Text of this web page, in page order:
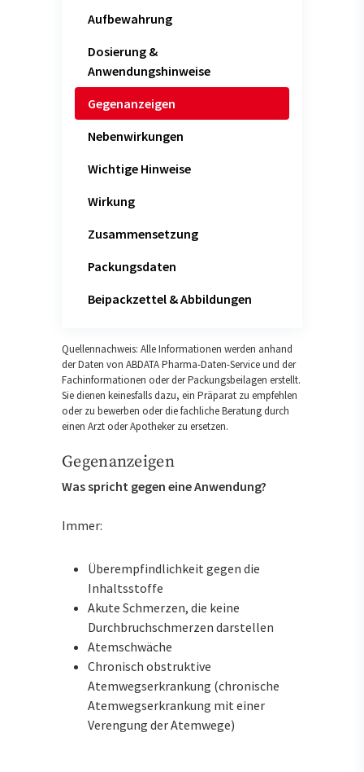
Aufbewahrung
Dosierung &
Anwendungshinweise
Gegenanzeigen
Nebenwirkungen
Wichtige Hinweise
Wirkung
Zusammensetzung
Packungsdaten
Beipackzettel & Abbildungen
Quellennachweis: Alle Informationen werden anhand
der Daten von ABDATA Pharma-Daten-Service und der
Fachinformationen oder der Packungsbeilagen erstellt.
Sie dienen keinesfalls dazu, ein Präparat zu empfehlen
oder zu bewerben oder die fachliche Beratung durch
einen Arzt oder Apotheker zu ersetzen.
Gegenanzeigen
Was spricht gegen eine Anwendung?
Immer:
Überempfindlichkeit gegen die
Inhaltsstoffe
Akute Schmerzen, die keine
Durchbruchschmerzen darstellen
Atemschwäche
Chronisch obstruktive
Atemwegserkrankung (chronische
Atemwegserkrankung mit einer
Verengung der Atemwege)